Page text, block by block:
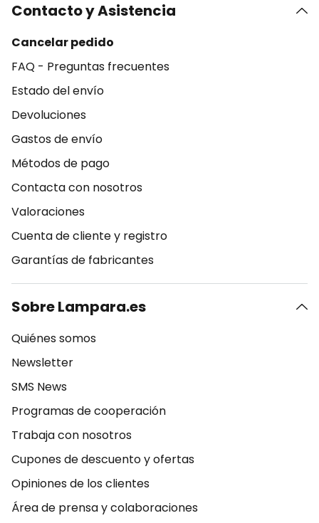
Contacto y Asistencia
Cancelar pedido
FAQ - Preguntas frecuentes
Estado del envío
Devoluciones
Gastos de envío
Métodos de pago
Contacta con nosotros
Valoraciones
Cuenta de cliente y registro
Garantías de fabricantes
Sobre Lampara.es
Quiénes somos
Newsletter
SMS News
Programas de cooperación
Trabaja con nosotros
Cupones de descuento y ofertas
Opiniones de los clientes
Área de prensa y colaboraciones